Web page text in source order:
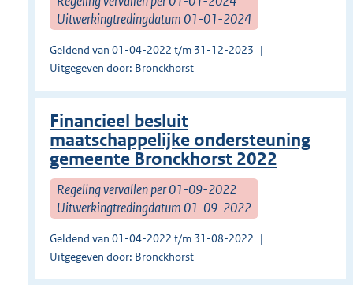
Uitwerkingtredingdatum 01-01-2024
Geldend van 01-04-2022 t/m 31-12-2023
Uitgegeven door: Bronckhorst
Financieel besluit
maatschappelijke ondersteuning
gemeente Bronckhorst 2022
Regeling vervallen per 01-09-2022
Uitwerkingtredingdatum 01-09-2022
Geldend van 01-04-2022 t/m 31-08-2022
Uitgegeven door: Bronckhorst